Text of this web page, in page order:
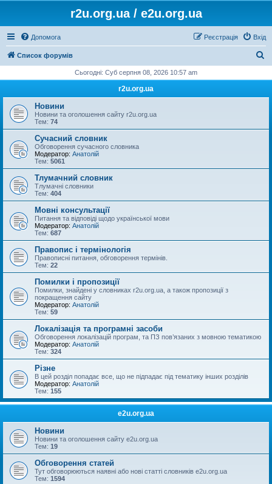
r2u.org.ua / e2u.org.ua
Допомога Вхід
Реєстрація
Список форумів
у
Сьогодні: Суб серпня 08, 2026 10:57 am
r2u.org.ua
Новини
Новини та оголошення сайту r2u.org.ua
Тем: 74
Сучасний словник
Обговорення сучасного словника
Модератор: Анатолій
Тем: 5061
Тлумачний словник
Тлумачні словники
Тем: 404
Мовні консультації
Питання та відповіді щодо української мови
Модератор: Анатолій
Тем: 687
Правопис і термінологія
Правописні питання, обговорення термінів.
Тем: 22
Помилки і пропозиції
Помилки, знайдені у словниках r2u.org.ua, а також пропозиції з
покращення сайту
Модератор: Анатолій
Тем: 59
Локалізація та програмні засоби
Обговорення локалізацій програм, та ПЗ пов’язаних з мовною тематикою
Модератор: Анатолій
Тем: 324
Різне
В цей розділ попадає все, що не підпадає під тематику інших розділів
Модератор: Анатолій
Тем: 155
e2u.org.ua
Новини
Новини та оголошення сайту e2u.org.ua
Тем: 19
Обговорення статей
Тут обговорюються наявні або нові статті словників e2u.org.ua
Тем: 1594